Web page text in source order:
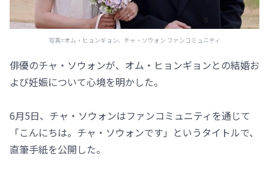
写真=オム・ヒョンギョン、チャ・ソウォン ファンコミュニティ
俳優のチャ・ソウォンが、オム・ヒョンギョンとの結婚お
よび妊娠について心境を明かした。
6月5日、チャ・ソウォンはファンコミュニティを通じて
「こんにちは。チャ・ソウォンです」というタイトルで、
直筆手紙を公開した。